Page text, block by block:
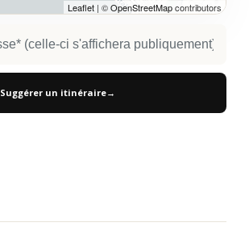
Leaflet | ©OpenStreetMapcontributors
Suggérer un itinéraire→